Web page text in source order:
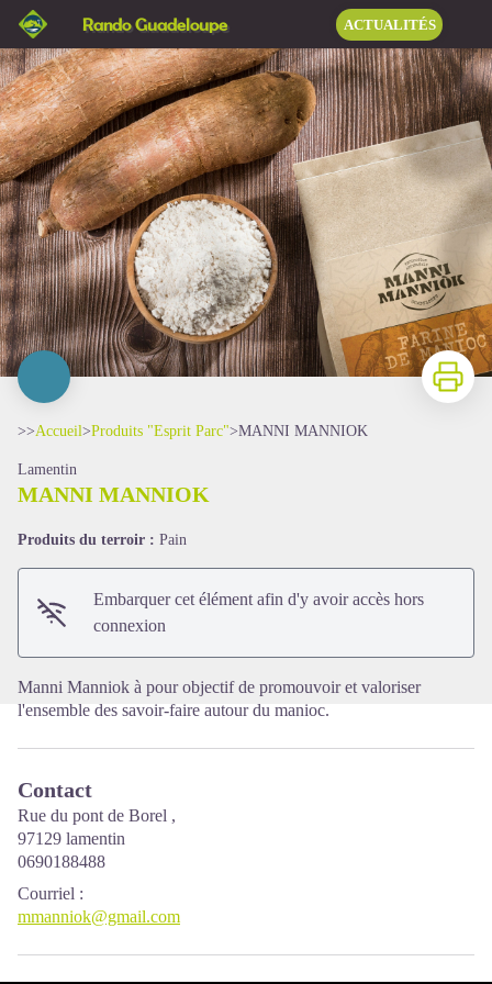
Rando Guadeloupe ACTUALITÉS
Imprimer
>>Accueil>Produits "Esprit Parc">MANNI MANNIOK
Lamentin
MANNI MANNIOK
Produits du terroir : Pain
Embarquer cet élément afin d'y avoir accès hors
connexion
Manni Manniok à pour objectif de promouvoir et valoriser
l'ensemble des savoir-faire autour du manioc.
Contact
Rue du pont de Borel ,
97129 lamentin
0690188488
Courriel :
mmanniok@gmail.com